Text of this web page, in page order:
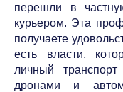
перешли в
курьером. Эта
получаете
есть власти,
личный
дронами и